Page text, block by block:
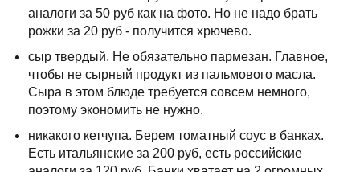
аналоги за 50 руб как на фото. Но не надо брать
рожки за 20 руб - получится хрючево.
сыр твердый. Не обязательно пармезан. Главное,
чтобы не сырный продукт из пальмового масла.
Сыра в этом блюде требуется совсем немного,
поэтому экономить не нужно.
никакого кетчупа. Берем томатный соус в банках.
Есть итальянские за 200 руб, есть российские